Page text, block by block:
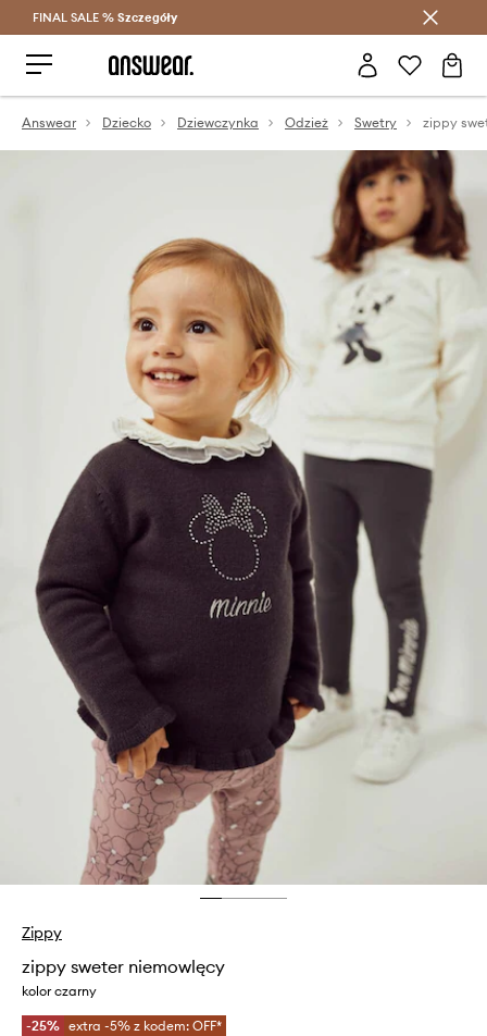
Oszczędzaj z Answear Club >
FINAL SALE % Szczegóły
Answear Dziecko Dziewczynka Odzież Swetry zippy
Zippy
zippy sweter niemowlęcy
kolor czarny
-25% extra -5% z kodem: OFF*